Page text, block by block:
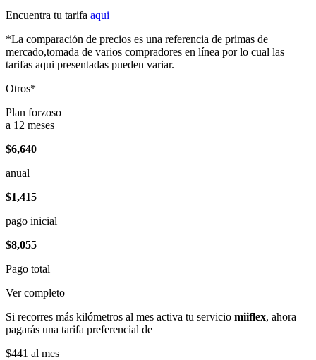
Encuentra tu tarifa aqui
*La comparación de precios es una referencia de primas de
mercado,tomada de varios compradores en línea por lo cual las
tarifas aqui presentadas pueden variar.
Otros*
Plan forzoso
a 12 meses
$6,640
anual
$1,415
pago inicial
$8,055
Pago total
Ver completo
Si recorres más kilómetros al mes activa tu servicio miiflex, ahora
pagarás una tarifa preferencial de
$441 al mes